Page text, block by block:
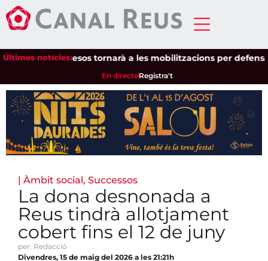
Últimes notícies:
Unió de Pagesos tornarà a les mobilitzacions per defensar
En directeRegistra't
| Àmbit social, Successos
La dona desnonada a
Reus tindrà allotjament
cobert fins el 12 de juny
per: Redacció
Divendres, 15 de maig del 2026 a les 21:21h